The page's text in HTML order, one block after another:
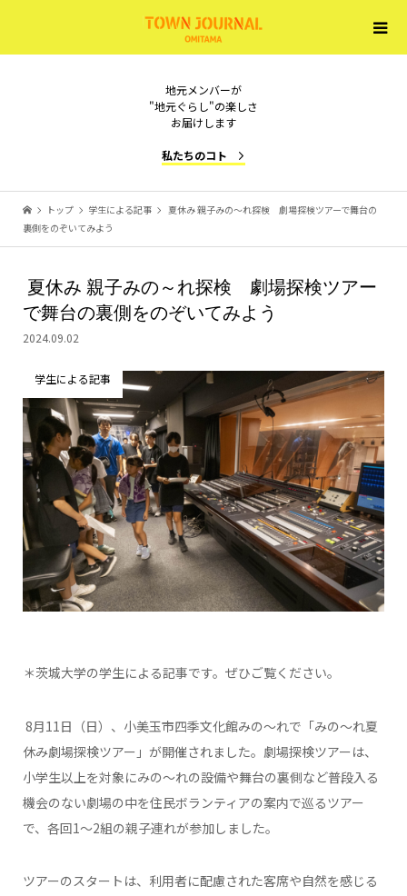
地元メンバーが
"地元ぐらし"の楽しさ
お届けします
私たちのコト
トップ 学生による記事
夏休み 親子みの～れ探検 劇場探検ツアーで舞台の
裏側をのぞいてみよう
夏休み 親子みの～れ探検 劇場探検ツアー
で舞台の裏側をのぞいてみよう
2024.09.02
学生による記事
＊茨城大学の学生による記事です。ぜひご覧ください。
8月11日（日）、小美玉市四季文化館みの～れで「みの～れ夏
休み劇場探検ツアー」が開催されました。劇場探検ツアーは、
小学生以上を対象にみの～れの設備や舞台の裏側など普段入る
機会のない劇場の中を住民ボランティアの案内で巡るツアー
で、各回1～2組の親子連れが参加しました。
ツアーのスタートは、利用者に配慮された客席や自然を感じる